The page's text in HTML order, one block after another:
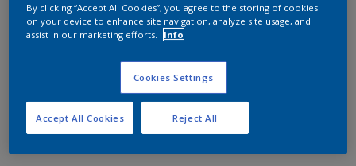
By clicking “Accept All Cookies”, you agree to the storing of cookies
on your device to enhance site navigation, analyze site usage, and
assist in our marketing efforts.
Info
Cookies Settings
Reject All
Accept All Cookies